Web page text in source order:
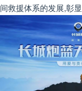
间救援体系的发展,彰